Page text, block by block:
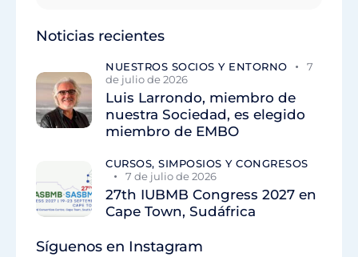
Noticias recientes
NUESTROS SOCIOS Y ENTORNO
7
de julio de 2026
Luis Larrondo, miembro de
nuestra Sociedad, es elegido
miembro de EMBO
CURSOS, SIMPOSIOS Y CONGRESOS
7 de julio de 2026
27th IUBMB Congress 2027 en
Cape Town, Sudáfrica
Síguenos en Instagram